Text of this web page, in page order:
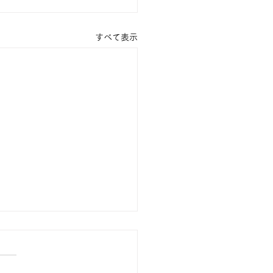
すべて表示
ューアルのお知らせ